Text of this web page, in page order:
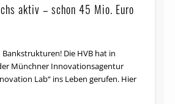
aktiv – schon 45 Mio. Euro
Bankstrukturen! Die HVB hat in
Münchner Inno­vations­agen­tur
Lab“ ins Leben gerufen. Hier